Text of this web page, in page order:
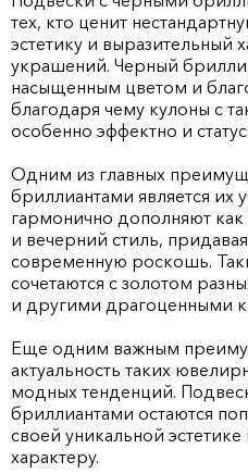
тех, кто ценит
эстетику и выразительный
украшений. Черный
насыщенным цветом и
благодаря чему кулоны с
особенно эффектно и
Одним из главных
бриллиантами является их
гармонично дополняют
и вечерний стиль,
современную роскошь.
сочетаются с золотом
и другими драгоценными
Еще одним важным
актуальность таких
модных тенденций.
бриллиантами остаются
своей уникальной
характеру.